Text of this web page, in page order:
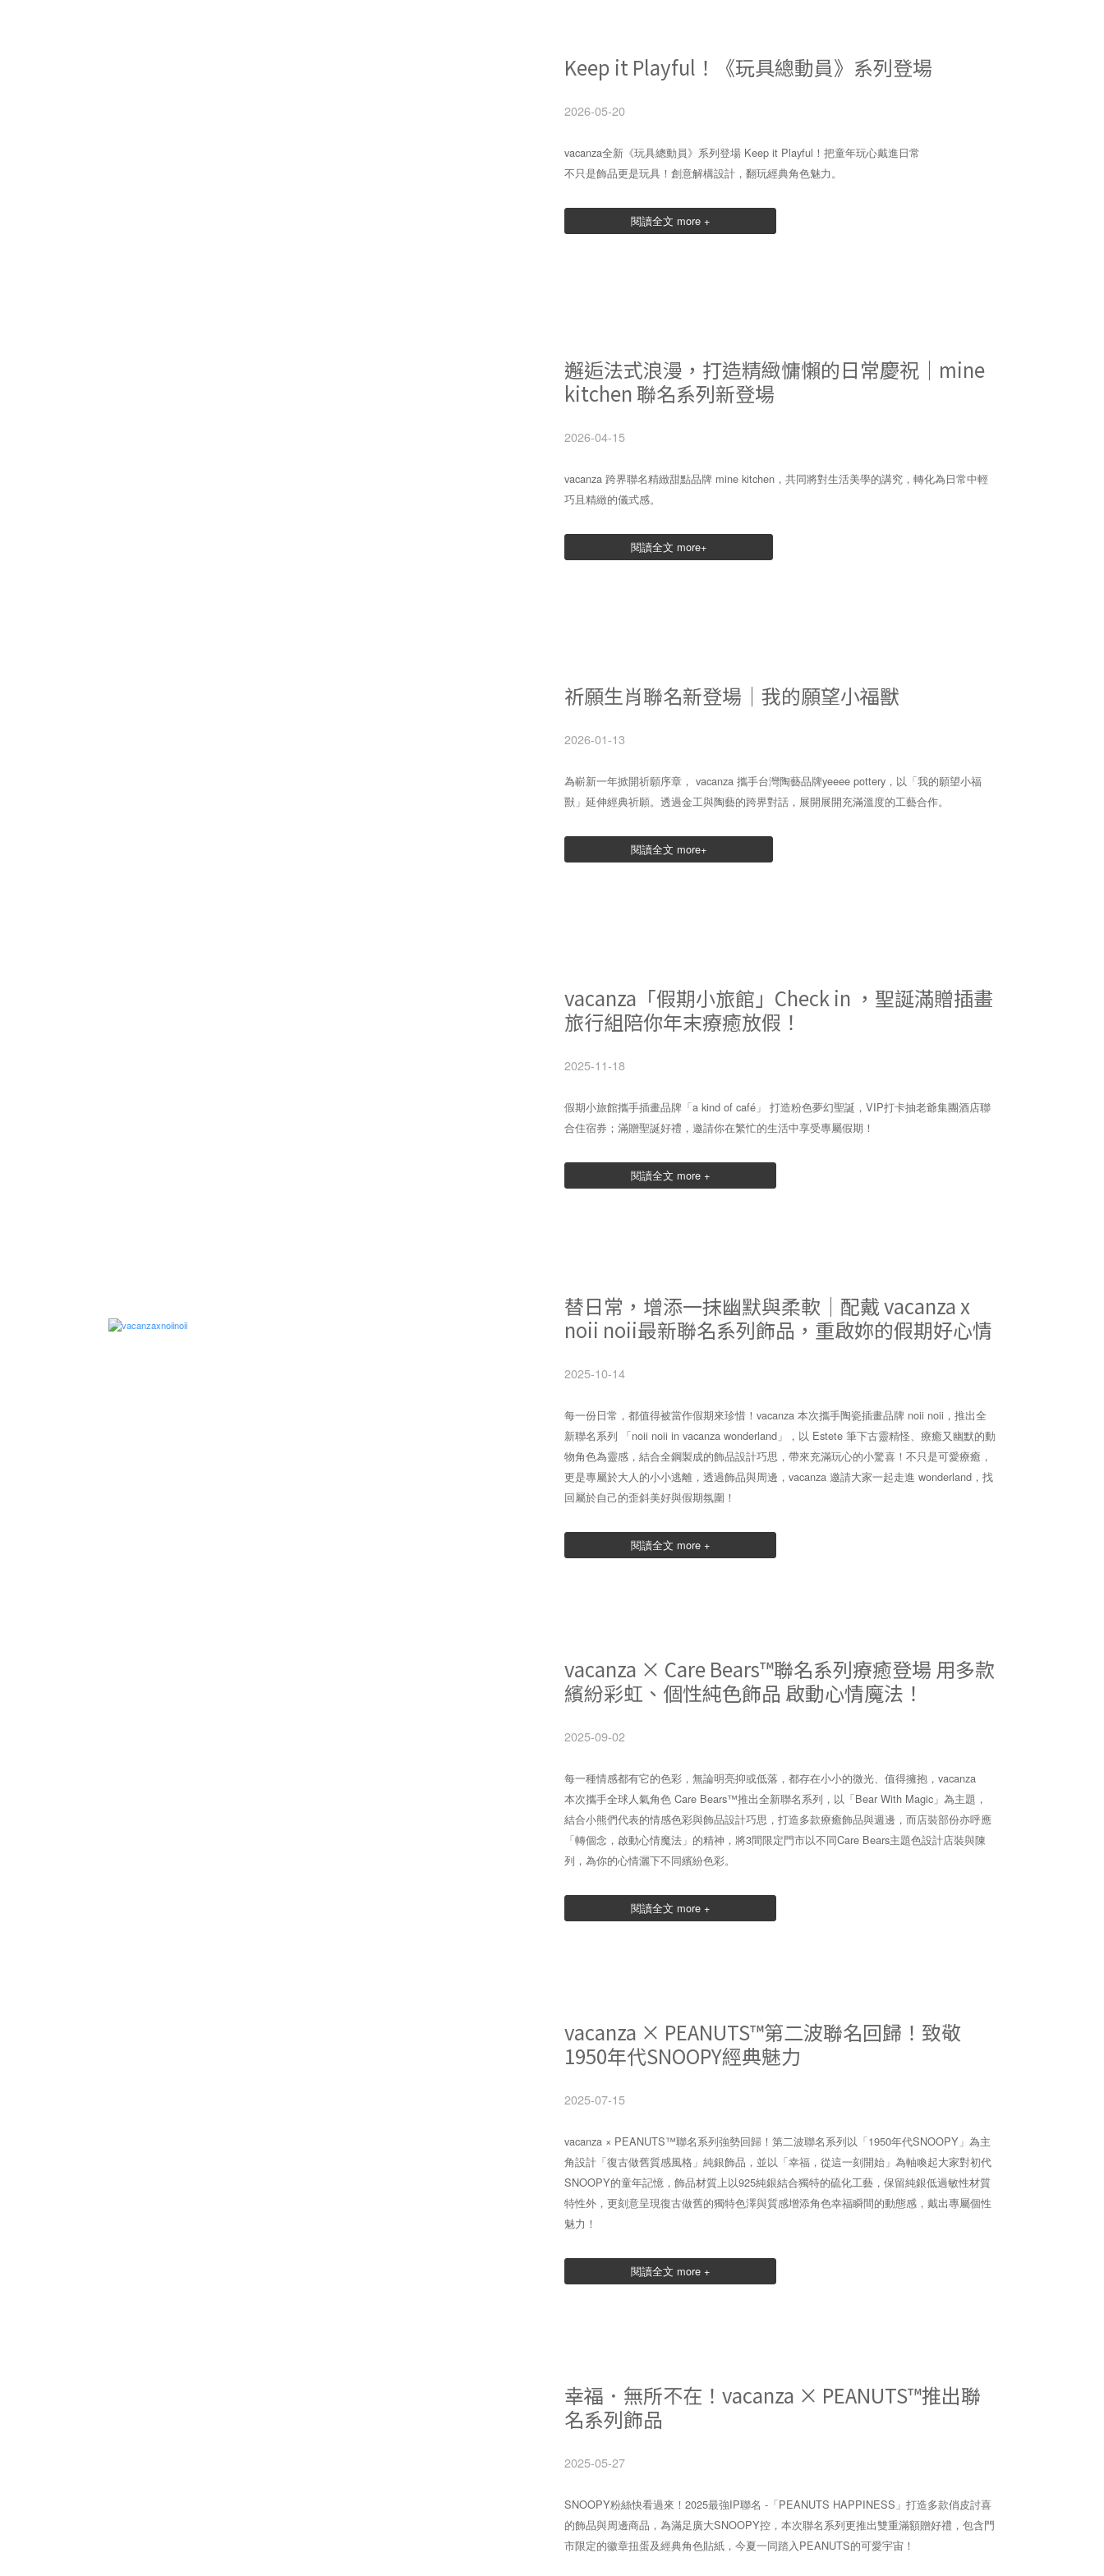
Keep it Playful！《玩具總動員》系列登場
2026-05-20
vacanza全新《玩具總動員》系列登場 Keep it Playful！把童年玩心戴進日常
不只是飾品更是玩具！創意解構設計，翻玩經典角色魅力。
閱讀全文 more +
邂逅法式浪漫，打造精緻慵懶的日常慶祝｜mine
kitchen 聯名系列新登場
2026-04-15
vacanza 跨界聯名精緻甜點品牌 mine kitchen，共同將對生活美學的講究，轉化為日常中輕
巧且精緻的儀式感。
閱讀全文 more+
祈願生肖聯名新登場｜我的願望小福獸
2026-01-13
為嶄新一年掀開祈願序章， vacanza 攜手台灣陶藝品牌yeeee pottery，以「我的願望小福
獸」延伸經典祈願。透過金工與陶藝的跨界對話，展開展開充滿溫度的工藝合作。
閱讀全文 more+
vacanza「假期小旅館」Check in ，聖誕滿贈插畫
旅行組陪你年末療癒放假！
2025-11-18
假期小旅館攜手插畫品牌「a kind of café」 打造粉色夢幻聖誕，VIP打卡抽老爺集團酒店聯
合住宿券；滿贈聖誕好禮，邀請你在繁忙的生活中享受專屬假期！
閱讀全文 more +
替日常，增添一抹幽默與柔軟｜配戴 vacanza x
noii noii最新聯名系列飾品，重啟妳的假期好心情
2025-10-14
每一份日常，都值得被當作假期來珍惜！vacanza 本次攜手陶瓷插畫品牌 noii noii，推出全
新聯名系列 「noii noii in vacanza wonderland」，以 Estete 筆下古靈精怪、療癒又幽默的動
物角色為靈感，結合全鋼製成的飾品設計巧思，帶來充滿玩心的小驚喜！不只是可愛療癒，
更是專屬於大人的小小逃離，透過飾品與周邊，vacanza 邀請大家一起走進 wonderland，找
回屬於自己的歪斜美好與假期氛圍！
閱讀全文 more +
vacanza × Care Bears™聯名系列療癒登場 用多款
繽紛彩虹、個性純色飾品 啟動心情魔法！
2025-09-02
每一種情感都有它的色彩，無論明亮抑或低落，都存在小小的微光、值得擁抱，vacanza
本次攜手全球人氣角色 Care Bears™推出全新聯名系列，以「Bear With Magic」為主題，
結合小熊們代表的情感色彩與飾品設計巧思，打造多款療癒飾品與週邊，而店裝部份亦呼應
「轉個念，啟動心情魔法」的精神，將3間限定門市以不同Care Bears主題色設計店裝與陳
列，為你的心情灑下不同繽紛色彩。
閱讀全文 more +
vacanza × PEANUTS™第二波聯名回歸！致敬
1950年代SNOOPY經典魅力
2025-07-15
vacanza × PEANUTS™聯名系列強勢回歸！第二波聯名系列以「1950年代SNOOPY」為主
角設計「復古做舊質感風格」純銀飾品，並以「幸福，從這一刻開始」為軸喚起大家對初代
SNOOPY的童年記憶，飾品材質上以925純銀結合獨特的硫化工藝，保留純銀低過敏性材質
特性外，更刻意呈現復古做舊的獨特色澤與質感增添角色幸福瞬間的動態感，戴出專屬個性
魅力！
閱讀全文 more +
幸福．無所不在！vacanza × PEANUTS™推出聯
名系列飾品
2025-05-27
SNOOPY粉絲快看過來！2025最強IP聯名 -「PEANUTS HAPPINESS」打造多款俏皮討喜
的飾品與周邊商品，為滿足廣大SNOOPY控，本次聯名系列更推出雙重滿額贈好禮，包含門
市限定的徽章扭蛋及經典角色貼紙，今夏一同踏入PEANUTS的可愛宇宙！